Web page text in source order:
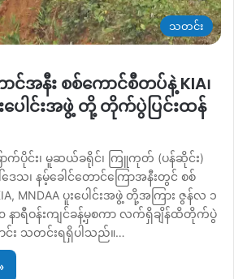
သတင်း
ာင်အနီး စစ်ကောင်စီတပ်နဲ့ KIA၊
းပေါင်းအဖွဲ့ တို့ တိုက်ပွဲပြင်းထန်
ာက်ပိုင်း၊ မူဆယ်ခရိုင်၊ ကြူကုတ် (ပန်ဆိုင်း)
ဒေသ၊ နမ့်ခေါင်တောင်ကြောအနီးတွင် စစ်
MNDAA ပူးပေါင်းအဖွဲ့ တို့အကြား ဇွန်လ ၁
နာရီဝန်းကျင်ခန့်မှစကာ လက်ရှိချိန်ထိတိုက်ပွဲ
ာင်း သတင်းရရှိပါသည်။…